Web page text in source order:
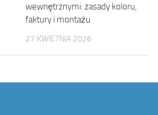
wewnętrznymi: zasady koloru,
faktury i montażu
27 KWIETNIA 2026